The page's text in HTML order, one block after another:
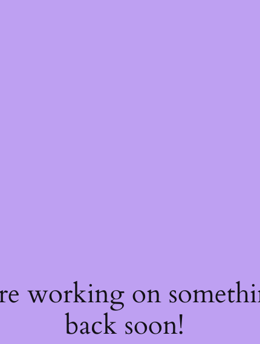
working on
back soon!